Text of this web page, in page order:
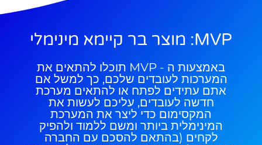
MVP: מוצר בר קיימא מינימלי
באמצעות ה - MVP תוכלו להתאים את
המערכות לעובדים שלכם, כך למשל אם
אתם עתידים לפתח או להתאים מערכת
חדשה לעובדים, עליכם לעשות את
המקסימום כדי ליצר את המערכת
המינימלית ביותר ומשם ללמוד ולהפיק
לקחים (בהתאם להסכם עם החברה